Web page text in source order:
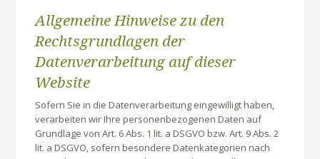
Allgemeine Hinweise zu den
Rechtsgrundlagen der
Datenverarbeitung auf dieser
Website
Sofern Sie in die Datenverarbeitung eingewilligt haben,
verarbeiten wir Ihre personenbezogenen Daten auf
Grundlage von Art. 6 Abs. 1 lit. a DSGVO bzw. Art. 9 Abs. 2
lit. a DSGVO, sofern besondere Datenkategorien nach